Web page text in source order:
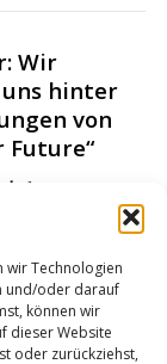
wir Technologien
und/oder darauf
können wir
dieser Website
oder zurückziehst,
Wir
hinter
von
Future“
mehr über